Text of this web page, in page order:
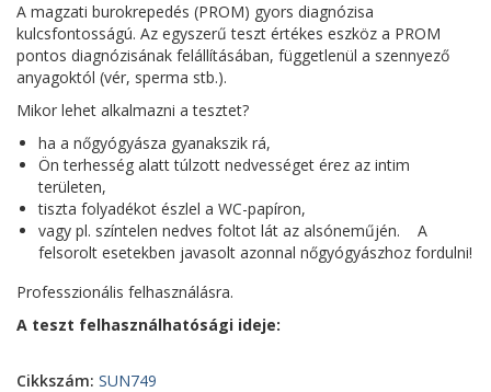
A magzati burokrepedés (PROM) gyors diagnózisa
kulcsfontosságú. Az egyszerű teszt értékes eszköz a PROM
pontos diagnózisának felállításában, függetlenül a szennyező
anyagoktól (vér, sperma stb.).
Mikor lehet alkalmazni a tesztet?
ha a nőgyógyásza gyanakszik rá,
Ön terhesség alatt túlzott nedvességet érez az intim
területen,
tiszta folyadékot észlel a WC-papíron,
vagy pl. színtelen nedves foltot lát az alsóneműjén. A
felsorolt esetekben javasolt azonnal nőgyógyászhoz fordulni!
Professzionális felhasználásra.
A teszt felhasználhatósági ideje:
Cikkszám: SUN749